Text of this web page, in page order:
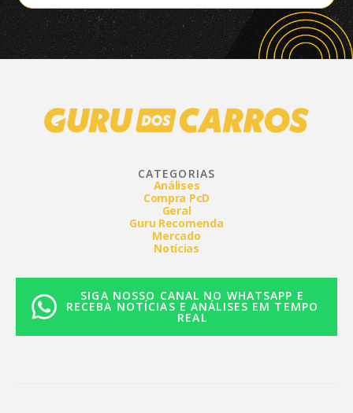
CATEGORIAS
Análises
Compra PcD
Geral
Guru Recomenda
Mercado
Notícias
SIGA NOSSO CANAL NO WHATSAPP E
RECEBA NOTÍCIAS E ANÁLISES EM TEMPO
REAL